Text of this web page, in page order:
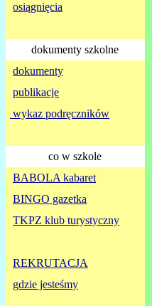
osiągnięcia
dokumenty szkolne
dokumenty
publikacje
wykaz podręczników
co w szkole
BABOLA kabaret
BINGO gazetka
TKPZ klub turystyczny
REKRUTACJA
gdzie jesteśmy